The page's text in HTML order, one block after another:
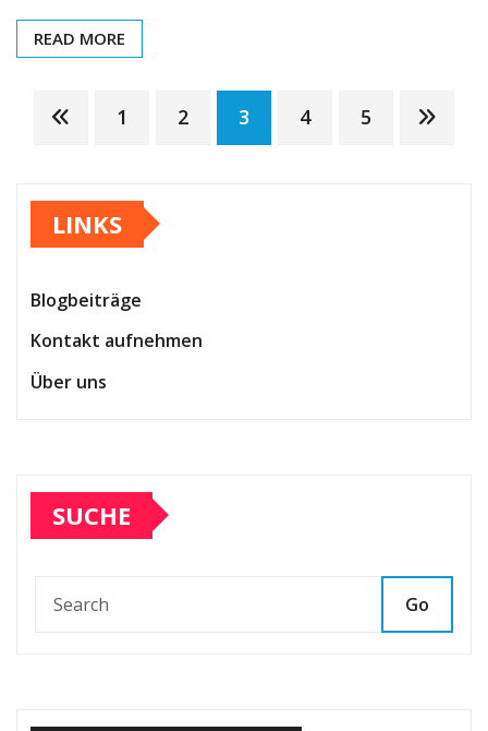
READ MORE
Posts
pagination
1 2 3 4 5
LINKS
Blogbeiträge
Kontakt aufnehmen
Über uns
SUCHE
Go